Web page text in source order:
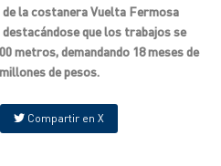
la costanera Vuelta Fermosa
que los trabajos se
metros, demandando 18 meses de
de pesos.
Compartir en X